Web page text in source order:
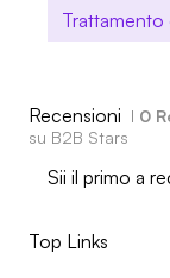
Trattamento
Recensioni I 0
su B2B Stars
Sii il primo a
Top Links